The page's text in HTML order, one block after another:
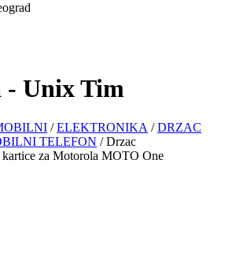
- Unix Tim
/ELEKTRONIKA /DRZAC
TELEFON / Drzac
za Motorola MOTO One